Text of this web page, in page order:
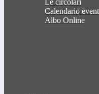
Le circolari
Calendario
Albo Online